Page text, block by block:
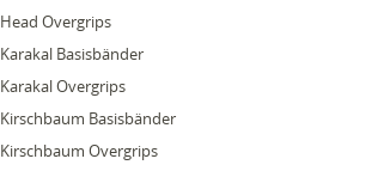
Head Overgrips
Karakal Basisbänder
Karakal Overgrips
Kirschbaum Basisbänder
Kirschbaum Overgrips